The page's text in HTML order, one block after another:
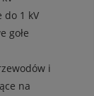
do 1 kV
gołe
i
na